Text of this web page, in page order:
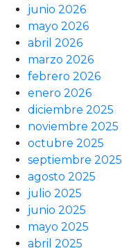
junio 2026
mayo 2026
abril 2026
marzo 2026
febrero 2026
enero 2026
diciembre 2025
noviembre 2025
octubre 2025
septiembre 2025
agosto 2025
julio 2025
junio 2025
mayo 2025
abril 2025